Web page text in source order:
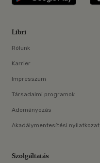
Libri
Rólunk
Karrier
Impresszum
Társadalmi programok
Adományozás
Akadálymentesítési nyilatkozat
Szolgáltatás